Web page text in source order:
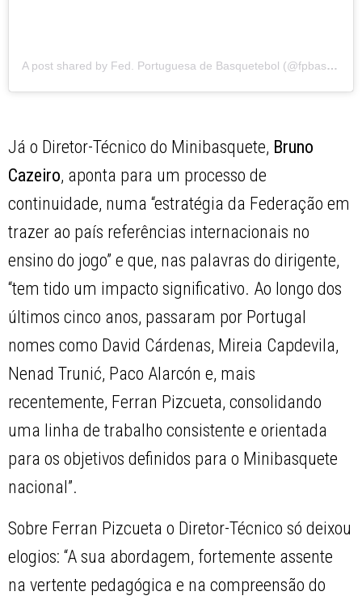
A post shared by Fed. Portuguesa de Basquetebol (@fpbasquetebol)
Já o Diretor-Técnico do Minibasquete, Bruno
Cazeiro, aponta para um processo de
continuidade, numa “estratégia da Federação em
trazer ao país referências internacionais no
ensino do jogo” e que, nas palavras do dirigente,
“tem tido um impacto significativo. Ao longo dos
últimos cinco anos, passaram por Portugal
nomes como David Cárdenas, Mireia Capdevila,
Nenad Trunić, Paco Alarcón e, mais
recentemente, Ferran Pizcueta, consolidando
uma linha de trabalho consistente e orientada
para os objetivos definidos para o Minibasquete
nacional”.
Sobre Ferran Pizcueta o Diretor-Técnico só deixou
elogios: “A sua abordagem, fortemente assente
na vertente pedagógica e na compreensão do